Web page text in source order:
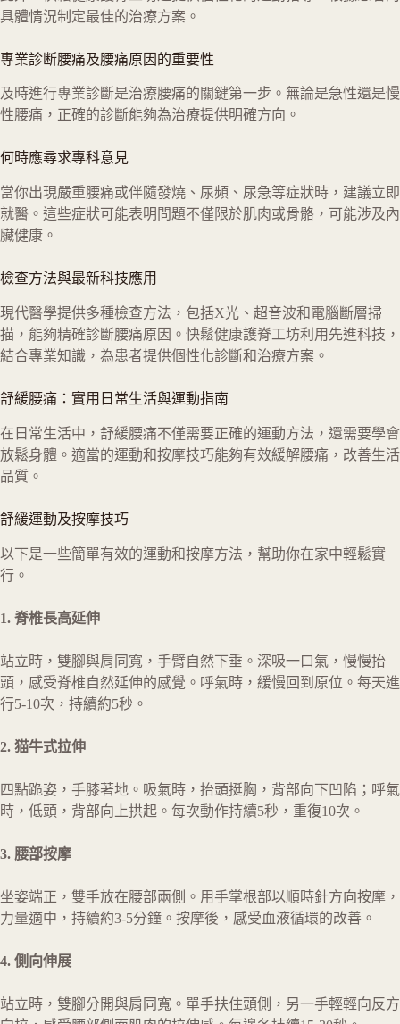
具體情況制定最佳的治療方案。
專業診断腰痛及腰痛原因的重要性
及時進行專業診斷是治療腰痛的關鍵第一步。無論是急性還是慢
性腰痛，正確的診斷能夠為治療提供明確方向。
何時應尋求專科意見
當你出現嚴重腰痛或伴隨發燒、尿頻、尿急等症狀時，建議立即
就醫。這些症狀可能表明問題不僅限於肌肉或骨骼，可能涉及內
臟健康。
檢查方法與最新科技應用
現代醫學提供多種檢查方法，包括X光、超音波和電腦斷層掃
描，能夠精確診斷腰痛原因。快鬆健康護脊工坊利用先進科技，
結合專業知識，為患者提供個性化診斷和治療方案。
舒緩腰痛：實用日常生活與運動指南
在日常生活中，舒緩腰痛不僅需要正確的運動方法，還需要學會
放鬆身體。適當的運動和按摩技巧能夠有效緩解腰痛，改善生活
品質。
舒緩運動及按摩技巧
以下是一些簡單有效的運動和按摩方法，幫助你在家中輕鬆實
行。
1. 脊椎長高延伸
站立時，雙腳與肩同寬，手臂自然下垂。深吸一口氣，慢慢抬
頭，感受脊椎自然延伸的感覺。呼氣時，緩慢回到原位。每天進
行5-10次，持續約5秒。
2. 猫牛式拉伸
四點跪姿，手膝著地。吸氣時，抬頭挺胸，背部向下凹陷；呼氣
時，低頭，背部向上拱起。每次動作持續5秒，重復10次。
3. 腰部按摩
坐姿端正，雙手放在腰部兩側。用手掌根部以順時針方向按摩，
力量適中，持續約3-5分鐘。按摩後，感受血液循環的改善。
4. 側向伸展
站立時，雙腳分開與肩同寬。單手扶住頭側，另一手輕輕向反方